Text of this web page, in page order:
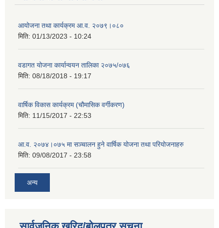
आयोजना तथा कार्यक्रम आ.व. २०७९।०८०
मिति: 01/13/2023 - 10:24
वडागत योजना कार्यान्वयन तालिका २०७५/०७६
मिति: 08/18/2018 - 19:17
वार्षिक विकास कार्यक्रम (चौमासिक वर्गीकरण)
मिति: 11/15/2017 - 22:53
आ.व. २०७४।०७५ मा सञ्चालन हुने वार्षिक योजना तथा परियोजनाहरु
मिति: 09/08/2017 - 23:58
अन्य